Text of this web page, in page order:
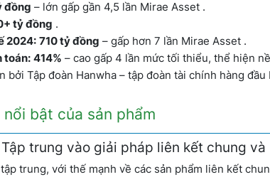
đồng – lớn gấp gần 4,5 lần Mirae Asset .
tỷ đồng .
2024: 710 tỷ đồng – gấp hơn 7 lần Mirae Asset .
toán: 414% – cao gấp 4 lần mức tối thiểu, thể hiện
bởi Tập đoàn Hanwha – tập đoàn tài chính hàng
bật của sản phẩm
trung vào giải pháp liên kết chung
trung, với thế mạnh về các sản phẩm liên kết